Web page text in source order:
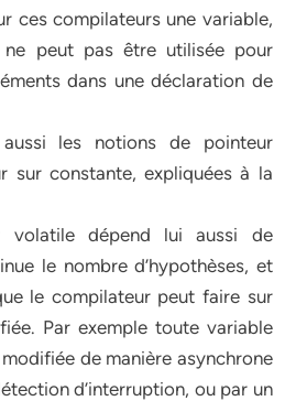
ces compilateurs une variable,
ne peut pas être utilisée pour
dans une déclaration de
les notions de pointeur
sur constante, expliquées à la
volatile dépend lui aussi de
le nombre d’hypothèses, et
le compilateur peut faire sur
Par exemple toute variable
de manière asynchrone
d’interruption, ou par un